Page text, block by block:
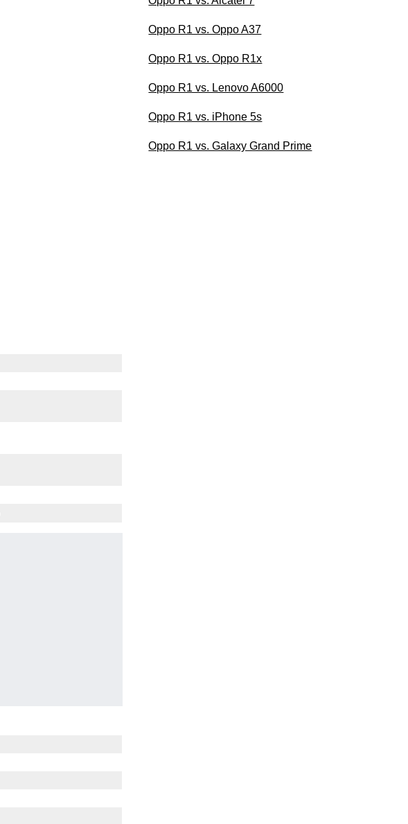
Oppo R1 vs. Oppo A37
Oppo R1 vs. Oppo R1x
Oppo R1 vs. Lenovo A6000
Oppo R1 vs. iPhone 5s
Oppo R1 vs. Galaxy Grand Prime